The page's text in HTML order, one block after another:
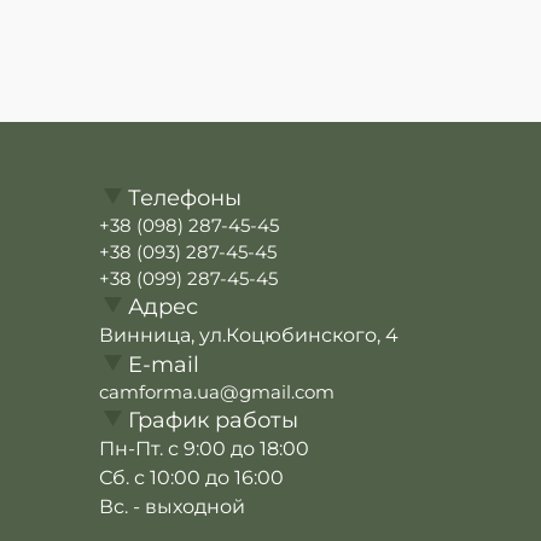
Телефоны
+38 (098) 287-45-45
+38 (093) 287-45-45
+38 (099) 287-45-45
Адрес
Винница, ул.Коцюбинского, 4
E-mail
camforma.ua@gmail.com
График работы
Пн-Пт. с 9:00 до 18:00
Сб. с 10:00 до 16:00
Вс. - выходной